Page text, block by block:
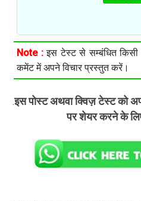
Note :इस टेस्ट से सम्बंधित किसी
कमेंट में अपने विचार प्रस्तुत करें।
.इस पोस्ट अथवा क्विज़ टेस्ट को
पर शेयर करने के